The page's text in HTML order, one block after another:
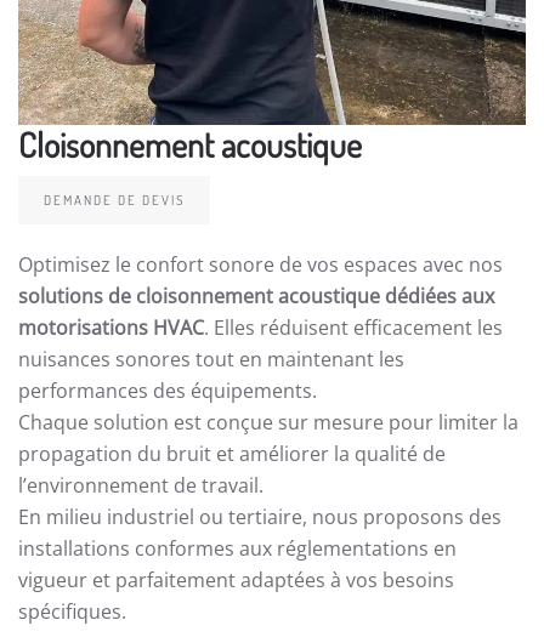
Cloisonnement acoustique
DEMANDE DE DEVIS
Optimisez le confort sonore de vos espaces avec nos
solutions de cloisonnement acoustique dédiées aux
motorisations HVAC. Elles réduisent efficacement les
nuisances sonores tout en maintenant les
performances des équipements.
Chaque solution est conçue sur mesure pour limiter la
propagation du bruit et améliorer la qualité de
l’environnement de travail.
En milieu industriel ou tertiaire, nous proposons des
installations conformes aux réglementations en
vigueur et parfaitement adaptées à vos besoins
spécifiques.